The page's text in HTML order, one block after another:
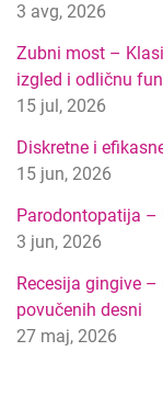
3 avg, 2026
Zubni most –
izgled i odličnu
15 jul, 2026
Diskretne i
15 jun, 2026
Parodontopatija –
3 jun, 2026
Recesija gingive
povučenih desni
27 maj, 2026